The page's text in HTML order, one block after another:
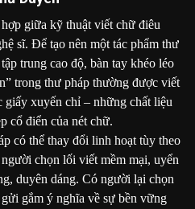
giữa kỹ thuật viết chữ điêu
sĩ. Để tạo nên một tác phẩm thư
trung cao độ, bàn tay khéo léo
trong thư pháp thường được viết
giấy xuyến chỉ – những chất liệu
cổ điển của nét chữ.
có thể thay đổi linh hoạt tùy theo
chọn lối viết mềm mại, uyển
duyên dáng. Có người lại chọn
gắm ý nghĩa về sự bền vững